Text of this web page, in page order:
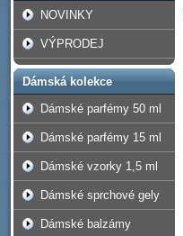
NOVINKY
VÝPRODEJ
Dámská kolekce
Dámské parfémy 50 ml
Dámské parfémy 15 ml
Dámské vzorky 1,5 ml
Dámské sprchové gely
Dámské balzámy